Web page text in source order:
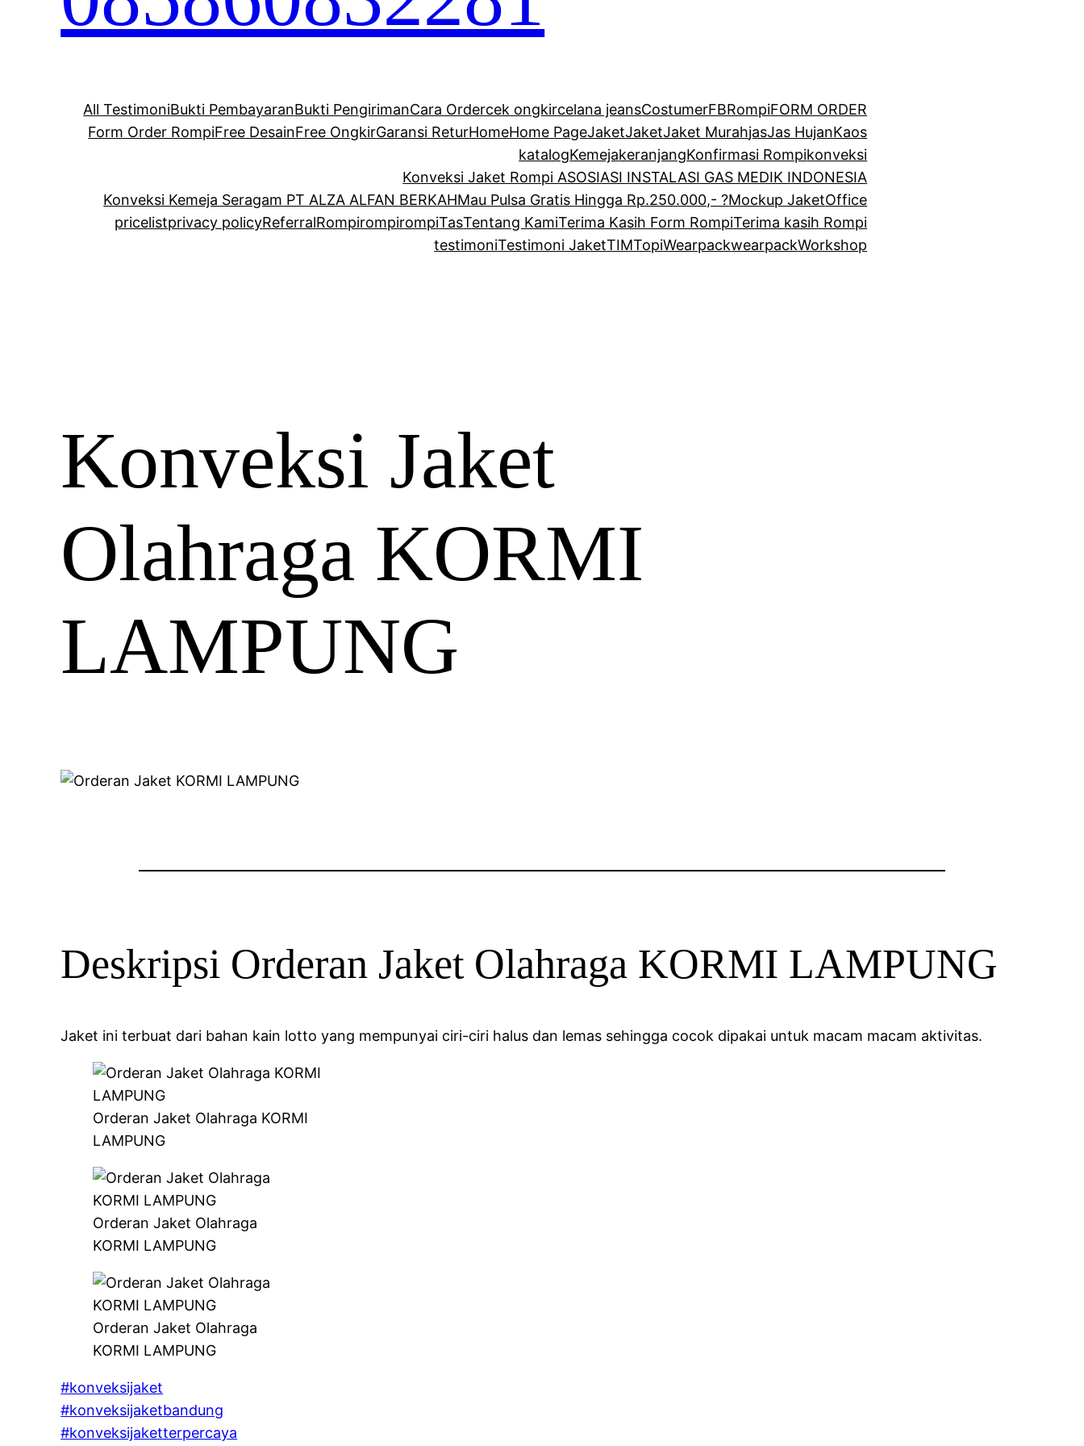
All TestimoniBukti PembayaranBukti PengirimanCara Ordercek ongkircelana jeansCostumerFBRompiFORM ORDER
Form Order RompiFree DesainFree OngkirGaransi ReturHomeHome PageJaketJaketJaket MurahjasJas HujanKaos
katalogKemejakeranjangKonfirmasi Rompikonveksi
Konveksi Jaket Rompi ASOSIASI INSTALASI GAS MEDIK INDONESIA
Konveksi Kemeja Seragam PT ALZA ALFAN BERKAHMau Pulsa Gratis Hingga Rp.250.000,- ?Mockup JaketOffice
pricelistprivacy policyReferralRompirompirompiTasTentang KamiTerima Kasih Form RompiTerima kasih Rompi
testimoniTestimoni JaketTIMTopiWearpackwearpackWorkshop
Konveksi Jaket
Olahraga KORMI
LAMPUNG
Deskripsi Orderan Jaket Olahraga KORMI LAMPUNG
Jaket ini terbuat dari bahan kain lotto yang mempunyai ciri-ciri halus dan lemas sehingga cocok dipakai untuk macam macam aktivitas.
Orderan Jaket Olahraga KORMI
LAMPUNG
Orderan Jaket Olahraga
KORMI LAMPUNG
Orderan Jaket Olahraga
KORMI LAMPUNG
#konveksijaket
#konveksijaketbandung
#konveksijaketterpercaya